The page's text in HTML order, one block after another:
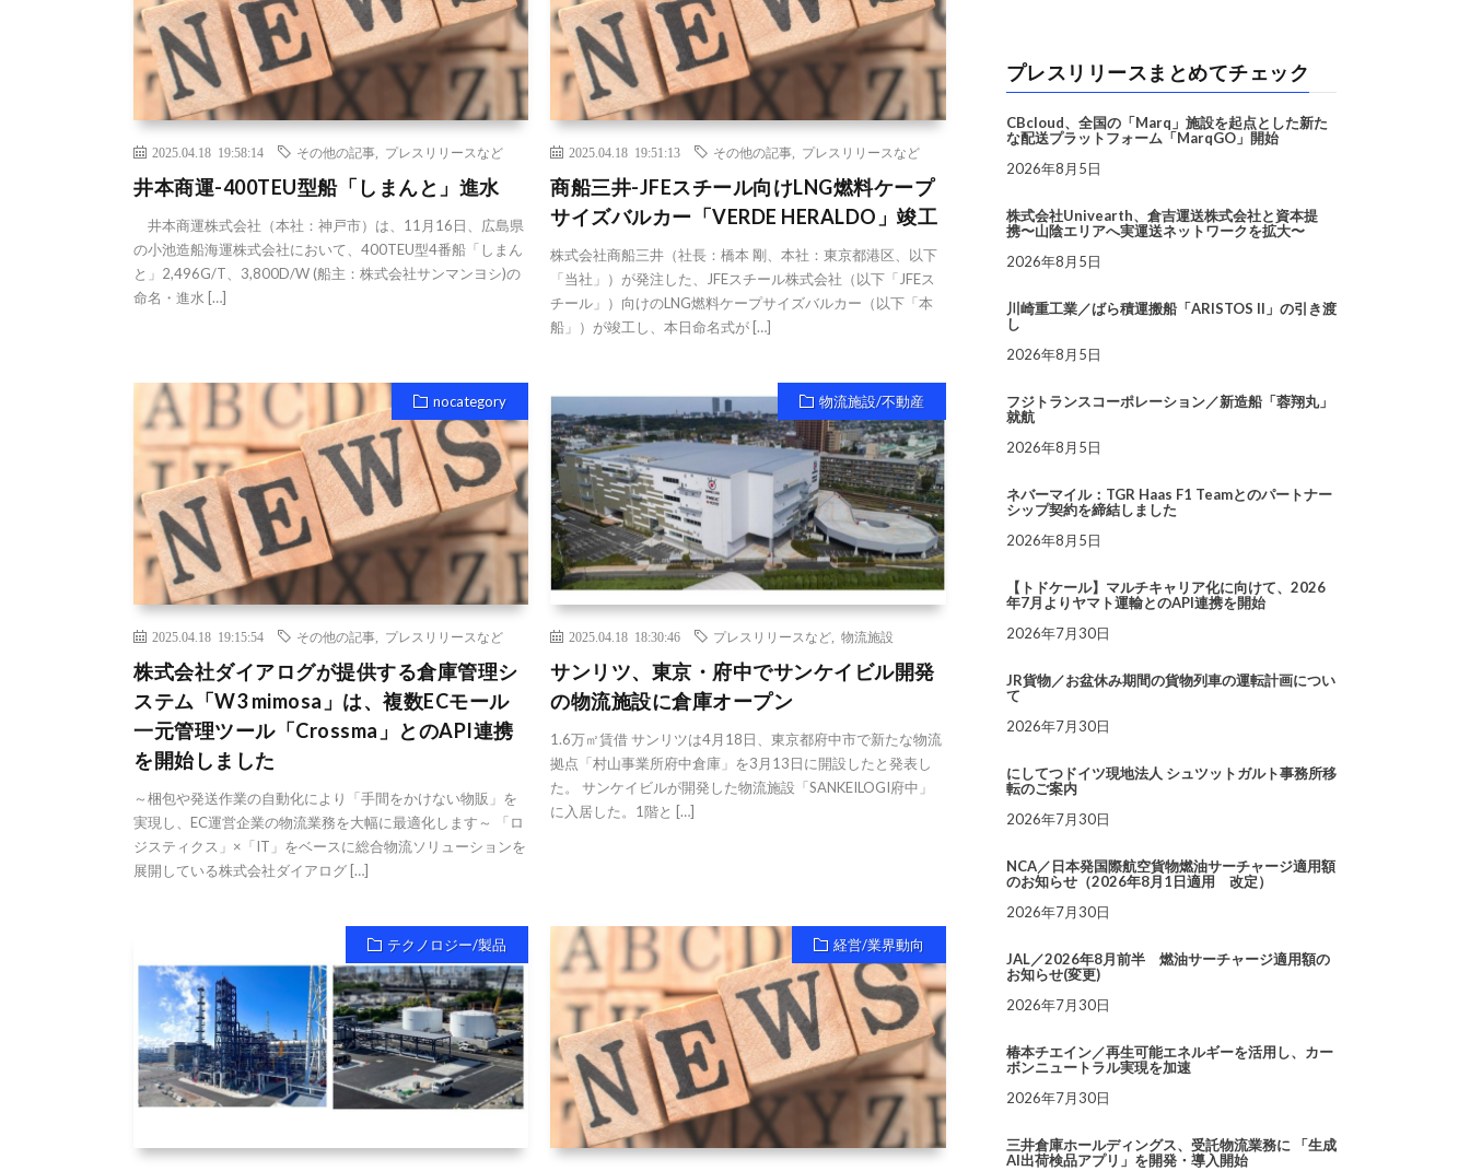
2025.04.18 19:58:14 その他の記事 プレスリリースなど
井本商運-400TEU型船「しまんと」進水
井本商運株式会社（本社：神戸市）は、11月16日、広島県
の小池造船海運株式会社において、400TEU型4番船「しまん
と」2,496G/T、3,800D/W (船主：株式会社サンマンヨシ)の
命名・進水 […]
2025.04.18 19:51:13 その他の記事 プレスリリースなど
商船三井-JFEスチール向けLNG燃料ケープ
サイズバルカー「VERDE HERALDO」竣工
株式会社商船三井（社長：橋本 剛、本社：東京都港区、以下
「当社」）が発注した、JFEスチール株式会社（以下「JFEス
チール」）向けのLNG燃料ケープサイズバルカー（以下「本
船」）が竣工し、本日命名式が […]
nocategory
2025.04.18 19:15:54 その他の記事 プレスリリースなど
株式会社ダイアログが提供する倉庫管理シ
ステム「W3 mimosa」は、複数ECモール
一元管理ツール「Crossma」とのAPI連携
を開始しました
～梱包や発送作業の自動化により「手間をかけない物販」を
実現し、EC運営企業の物流業務を大幅に最適化します～ 「ロ
ジスティクス」×「IT」をベースに総合物流ソリューションを
展開している株式会社ダイアログ […]
物流施設/不動産
2025.04.18 18:30:46 プレスリリースなど ,物流施設
サンリツ、東京・府中でサンケイビル開発
の物流施設に倉庫オープン
1.6万㎡賃借 サンリツは4月18日、東京都府中市で新たな物流
拠点「村山事業所府中倉庫」を3月13日に開設したと発表し
た。 サンケイビルが開発した物流施設「SANKEILOGI府中」
に入居した。1階と […]
テクノロジー/製品 経営/業界動向
プレスリリースまとめてチェック
CBcloud、全国の「Marq」施設を起点とした新た
な配送プラットフォーム「MarqGO」開始
2026年8月5日
株式会社Univearth、倉吉運送株式会社と資本提
携〜山陰エリアへ実運送ネットワークを拡大〜
2026年8月5日
川崎重工業／ばら積運搬船「ARISTOS II」の引き渡
し
2026年8月5日
フジトランスコーポレーション／新造船「蓉翔丸」
就航
2026年8月5日
ネバーマイル：TGR Haas F1 Teamとのパートナー
シップ契約を締結しました
2026年8月5日
【トドケール】マルチキャリア化に向けて、2026
年7月よりヤマト運輸とのAPI連携を開始
2026年7月30日
JR貨物／お盆休み期間の貨物列車の運転計画につい
て
2026年7月30日
にしてつドイツ現地法人 シュツットガルト事務所移
転のご案内
2026年7月30日
NCA／日本発国際航空貨物燃油サーチャージ適用額
のお知らせ（2026年8月1日適用 改定）
2026年7月30日
JAL／2026年8月前半 燃油サーチャージ適用額の
お知らせ(変更)
2026年7月30日
椿本チエイン／再生可能エネルギーを活用し、カー
ボンニュートラル実現を加速
2026年7月30日
三井倉庫ホールディングス、受託物流業務に 「生成
AI出荷検品アプリ」を開発・導入開始